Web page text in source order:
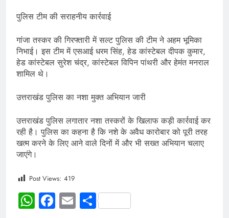
पुलिस टीम की सराहनीय कार्रवाई
गांजा तस्कर की गिरफ्तारी में सल्ट पुलिस की टीम ने अहम भूमिका
निभाई। इस टीम में एसआई धरम सिंह, हेड कांस्टेबल दीपक कुमार,
हेड कांस्टेबल सुरेश चंद्र, कांस्टेबल विपिन पांथरी और हेमंत मनराल
शामिल थे।
उत्तराखंड पुलिस का नशा मुक्त अभियान जारी
उत्तराखंड पुलिस लगातार नशा तस्करों के खिलाफ कड़ी कार्रवाई कर
रही है। पुलिस का कहना है कि नशे के अवैध कारोबार को पूरी तरह
खत्म करने के लिए आने वाले दिनों में और भी सख्त अभियान चलाए
जाएंगे।
Post Views: 419
WhatsApp
Facebook
EmailShare